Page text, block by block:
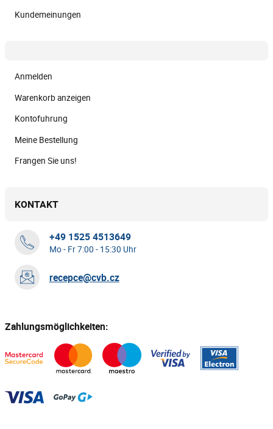
Kundemeinungen
Anmelden
Warenkorb anzeigen
Kontofuhrung
Meine Bestellung
Frangen Sie uns!
KONTAKT
+49 1525 4513649
Mo - Fr 7:00 - 15:30 Uhr
recepce@cvb.cz
Zahlungsmöglichkeiten: